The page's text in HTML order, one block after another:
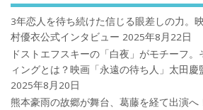
3年恋人を待ち続けた信じる眼差しの力。
村優衣公式インタビュー 2025年8月22日
ドストエフスキーの「白夜」がモチーフ
ィングとは？映画「永遠の待ち人」太田
2025年8月20日
熊本豪雨の故郷が舞台、葛藤を経て出演へ